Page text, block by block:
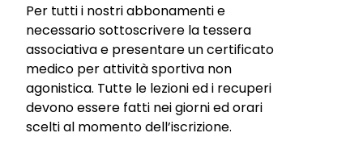
Per tutti i nostri abbonamenti e
necessario sottoscrivere la tessera
associativa e presentare un certificato
medico per attività sportiva non
agonistica. Tutte le lezioni ed i recuperi
devono essere fatti nei giorni ed orari
scelti al momento dell’iscrizione.